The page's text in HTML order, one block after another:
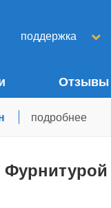
поддержка
Отзывы
подробнее